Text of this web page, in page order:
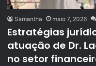
Samantha maio 7, 2026
Estratégias
atuação de Dr.
no setor